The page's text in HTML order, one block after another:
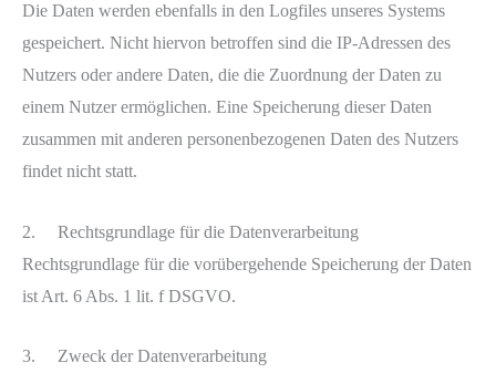
Die Daten werden ebenfalls in den Logfiles unseres Systems
gespeichert. Nicht hiervon betroffen sind die IP-Adressen des
Nutzers oder andere Daten, die die Zuordnung der Daten zu
einem Nutzer ermöglichen. Eine Speicherung dieser Daten
zusammen mit anderen personenbezogenen Daten des Nutzers
findet nicht statt.
2. Rechtsgrundlage für die Datenverarbeitung
Rechtsgrundlage für die vorübergehende Speicherung der Daten
ist Art. 6 Abs. 1 lit. f DSGVO.
3. Zweck der Datenverarbeitung